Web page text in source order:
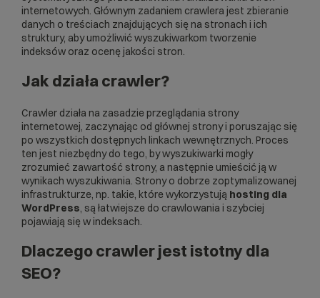
internetowych. Głównym zadaniem crawlera jest zbieranie
danych o treściach znajdujących się na stronach i ich
struktury, aby umożliwić wyszukiwarkom tworzenie
indeksów oraz ocenę jakości stron.
Jak działa crawler?
Crawler działa na zasadzie przeglądania strony
internetowej, zaczynając od głównej strony i poruszając się
po wszystkich dostępnych linkach wewnętrznych. Proces
ten jest niezbędny do tego, by wyszukiwarki mogły
zrozumieć zawartość strony, a następnie umieścić ją w
wynikach wyszukiwania. Strony o dobrze zoptymalizowanej
infrastrukturze, np. takie, które wykorzystują hosting dla
WordPress, są łatwiejsze do crawlowania i szybciej
pojawiają się w indeksach.
Dlaczego crawler jest istotny dla
SEO?